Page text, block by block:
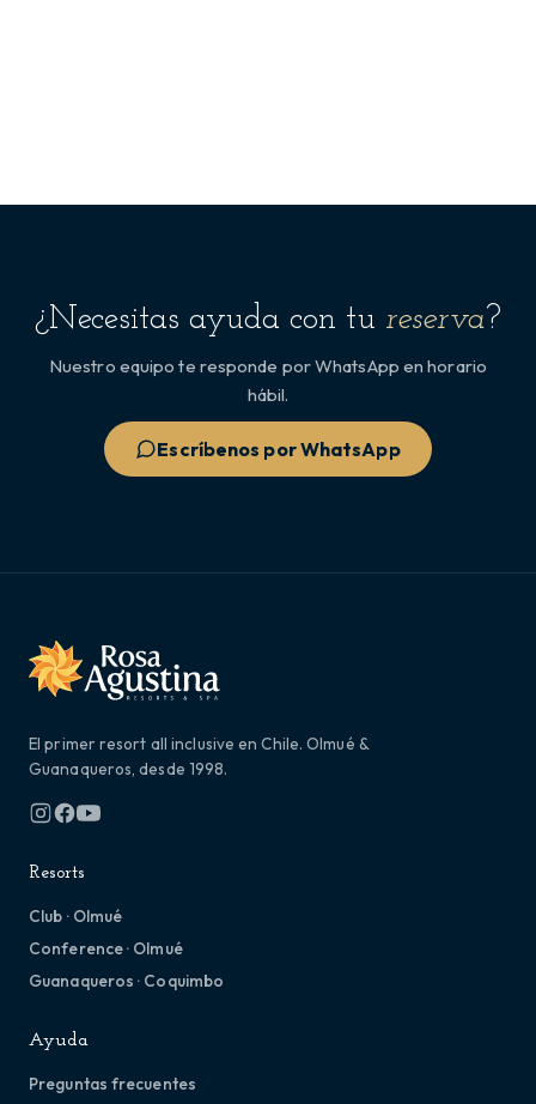
¿Necesitas ayuda con tu reserva?
Nuestro equipo te responde por WhatsApp en horario
hábil.
Escríbenos por WhatsApp
El primer resort all inclusive en Chile. Olmué &
Guanaqueros, desde 1998.
Resorts
Club · Olmué
Conference · Olmué
Guanaqueros · Coquimbo
Ayuda
Preguntas frecuentes